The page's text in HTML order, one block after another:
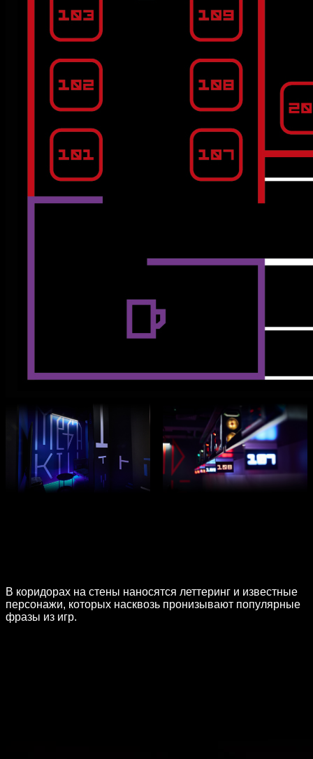
В коридорах на стены наносятся леттеринг и известные
персонажи, которых насквозь пронизывают популярные
фразы из игр.